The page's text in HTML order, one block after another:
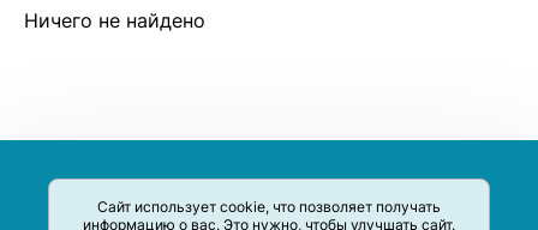
Сайт использует cookie, что позволяет получать
информацию о вас. Это нужно, чтобы улучшать сайт.
Ничего не найдено